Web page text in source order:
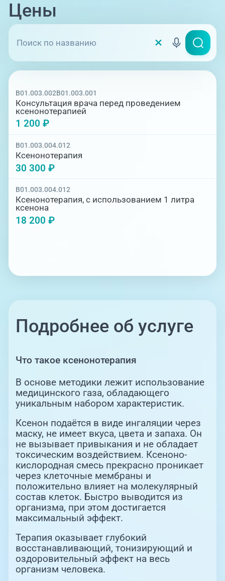
улучшение функции головного мозга,
сердца;
уменьшение дозы медикаментозных
алкоголю, наркотикам, никотину;
снижение болезненных ощущения после
травм и операций.
Данная методика обладает ярко
выраженным антидепрессантным и
ноотропным эффектами. Она позволяет
вывести пациента из состояния стресса и
обеспечить поддержку его здоровья изнутри.
Ксенонотерапия помогает более быстрому
восстановлению иммунитета после
перенесенных вирусных заболеваний.
может не сказываться на его общем
Цены
B01.003.002B01.003.001
Консультация врача перед проведением
ксенонотерапией
1 200 ₽
B01.003.004.012
Ксенонотерапия
30 300 ₽
B01.003.004.012
Ксенонотерапия, с использованием 1 литра
ксенона
18 200 ₽
Подробнее об услуге
Что такое ксенонотерапия
В основе методики лежит использование
медицинского газа, обладающего
уникальным набором характеристик.
Ксенон подаётся в виде ингаляции через
маску, не имеет вкуса, цвета и запаха. Он
не вызывает привыкания и не обладает
токсическим воздействием. Ксеноно-
кислородная смесь прекрасно проникает
через клеточные мембраны и
положительно влияет на молекулярный
состав клеток. Быстро выводится из
организма, при этом достигается
максимальный эффект.
Терапия оказывает глубокий
восстанавливающий, тонизирующий и
оздоровительный эффект на весь
организм человека.